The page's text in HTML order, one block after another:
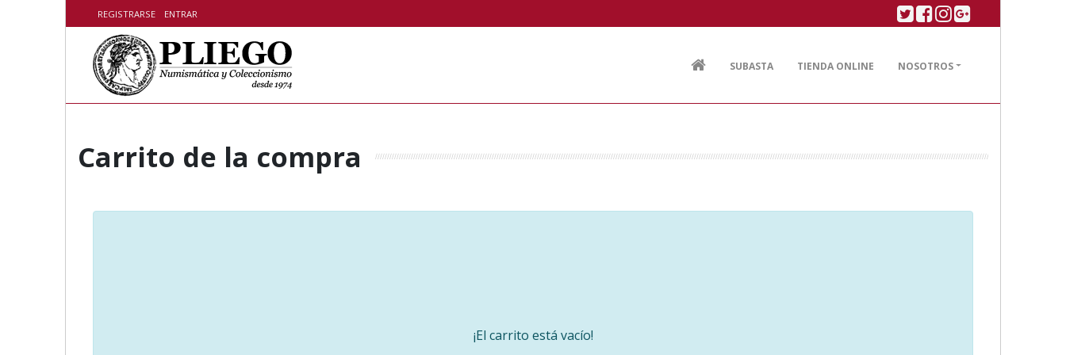
REGISTRARSE ENTRAR Twitter
Facebook
Linkedin
Google plus
SUBASTA TIENDA ONLINE NOSOTROS
Carrito de la compra
¡El carrito está vacío!